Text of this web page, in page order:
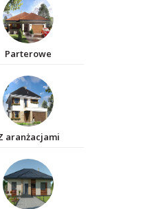
Parterowe
aranżacjami